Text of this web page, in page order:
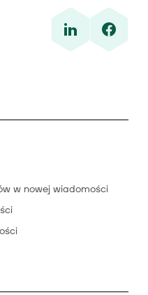
w nowej wiadomości